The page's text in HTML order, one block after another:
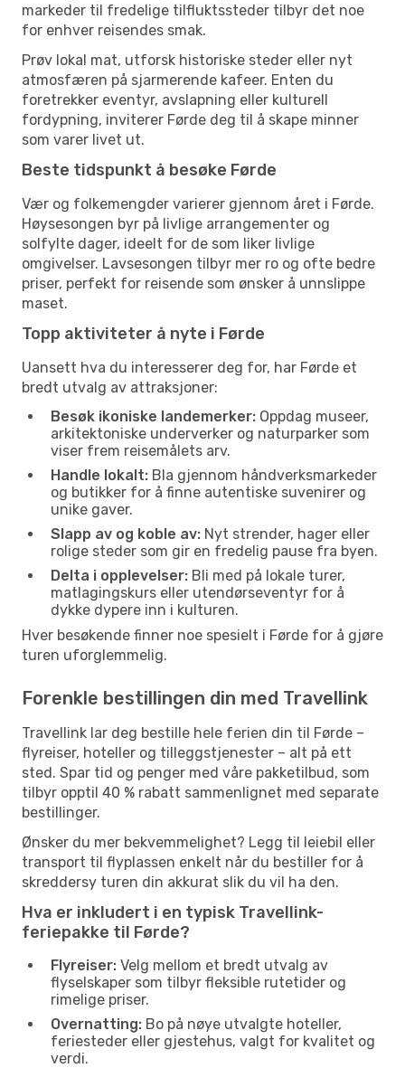
markeder til fredelige tilfluktssteder tilbyr det noe
for enhver reisendes smak.
Prøv lokal mat, utforsk historiske steder eller nyt
atmosfæren på sjarmerende kafeer. Enten du
foretrekker eventyr, avslapning eller kulturell
fordypning, inviterer Førde deg til å skape minner
som varer livet ut.
Beste tidspunkt å besøke Førde
Vær og folkemengder varierer gjennom året i Førde.
Høysesongen byr på livlige arrangementer og
solfylte dager, ideelt for de som liker livlige
omgivelser. Lavsesongen tilbyr mer ro og ofte bedre
priser, perfekt for reisende som ønsker å unnslippe
maset.
Topp aktiviteter å nyte i Førde
Uansett hva du interesserer deg for, har Førde et
bredt utvalg av attraksjoner:
Besøk ikoniske landemerker: Oppdag museer,
arkitektoniske underverker og naturparker som
viser frem reisemålets arv.
Handle lokalt: Bla gjennom håndverksmarkeder
og butikker for å finne autentiske suvenirer og
unike gaver.
Slapp av og koble av: Nyt strender, hager eller
rolige steder som gir en fredelig pause fra byen.
Delta i opplevelser: Bli med på lokale turer,
matlagingskurs eller utendørseventyr for å
dykke dypere inn i kulturen.
Hver besøkende finner noe spesielt i Førde for å gjøre
turen uforglemmelig.
Forenkle bestillingen din med Travellink
Travellink lar deg bestille hele ferien din til Førde –
flyreiser, hoteller og tilleggstjenester – alt på ett
sted. Spar tid og penger med våre pakketilbud, som
tilbyr opptil 40 % rabatt sammenlignet med separate
bestillinger.
Ønsker du mer bekvemmelighet? Legg til leiebil eller
transport til flyplassen enkelt når du bestiller for å
skreddersy turen din akkurat slik du vil ha den.
Hva er inkludert i en typisk Travellink-
feriepakke til Førde?
Flyreiser: Velg mellom et bredt utvalg av
flyselskaper som tilbyr fleksible rutetider og
rimelige priser.
Overnatting: Bo på nøye utvalgte hoteller,
feriesteder eller gjestehus, valgt for kvalitet og
verdi.